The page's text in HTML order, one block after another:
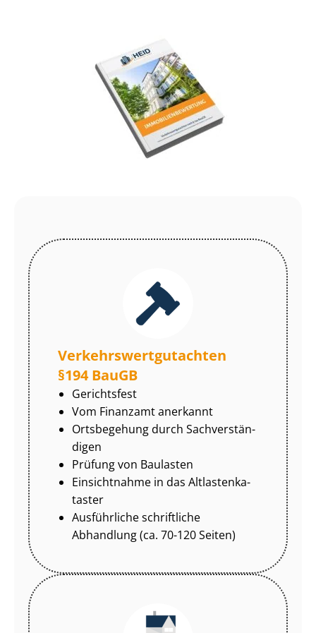
Ver­kehrs­wert­gut­ach­ten
§194 BauGB
Gerichtsfest
Vom Finanzamt anerkannt
Ortsbegehung durch Sach­ver­stän­
di­gen
Prüfung von Baulasten
Einsichtnahme in das Alt­las­ten­ka­
tas­ter
Ausführliche schriftliche
Abhandlung (ca. 70-120 Seiten)